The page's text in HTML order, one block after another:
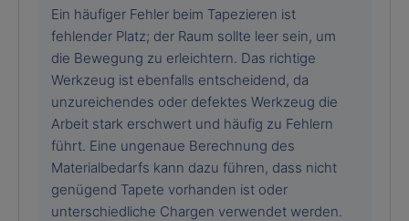
Ein häufiger Fehler beim Tapezieren ist
fehlender Platz; der Raum sollte leer sein, um
die Bewegung zu erleichtern. Das richtige
Werkzeug ist ebenfalls entscheidend, da
unzureichendes oder defektes Werkzeug die
Arbeit stark erschwert und häufig zu Fehlern
führt. Eine ungenaue Berechnung des
Materialbedarfs kann dazu führen, dass nicht
genügend Tapete vorhanden ist oder
unterschiedliche Chargen verwendet werden.